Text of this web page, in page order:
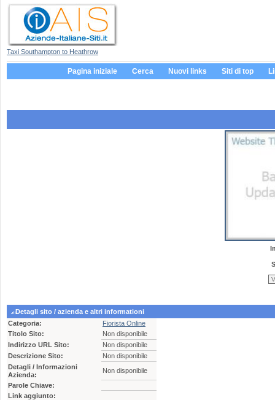
Taxi Southampton to Heathrow
Pagina iniziale Cerca Nuovi links Siti di top
Detagli sito / azienda e altri informationi
Categoria:
Fiorista Online
Titolo Sito:
Non disponibile
Indirizzo URL Sito:
Non disponibile
Descrizione Sito:
Non disponibile
Detagli / Informazioni
Azienda:
Non disponibile
Parole Chiave:
Link aggiunto: